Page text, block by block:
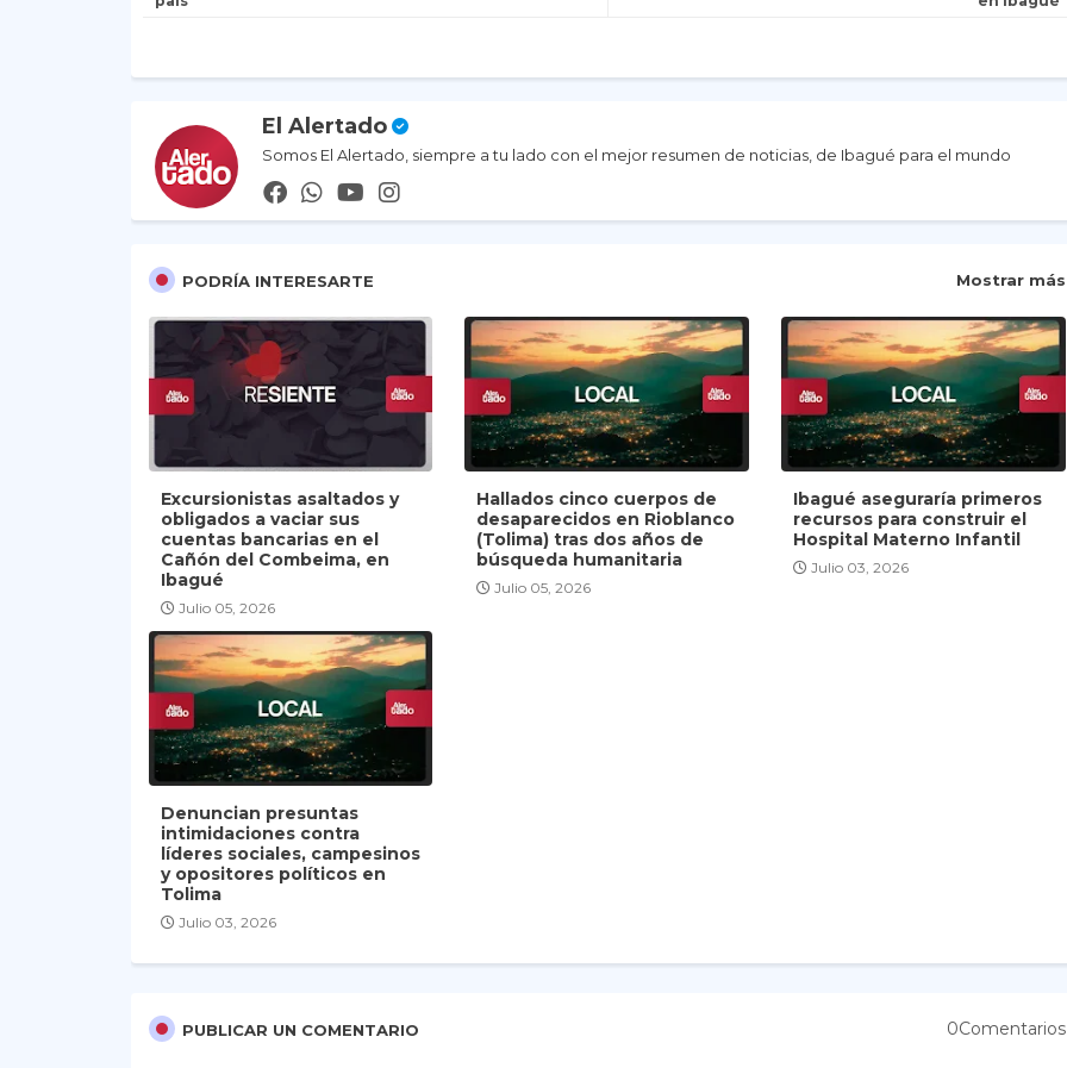
El Alertado
Somos El Alertado, siempre a tu lado con el mejor resumen de noticias, de Ibagué para el mundo
PODRÍA INTERESARTE Mostrar más
Excursionistas asaltados y
obligados a vaciar sus
cuentas bancarias en el
Cañón del Combeima, en
Ibagué
Julio 05, 2026
Hallados cinco cuerpos de
desaparecidos en Rioblanco
(Tolima) tras dos años de
búsqueda humanitaria
Julio 05, 2026
Ibagué aseguraría primeros
recursos para construir el
Hospital Materno Infantil
Julio 03, 2026
Denuncian presuntas
intimidaciones contra
líderes sociales, campesinos
y opositores políticos en
Tolima
Julio 03, 2026
PUBLICAR UN COMENTARIO 0Comentarios